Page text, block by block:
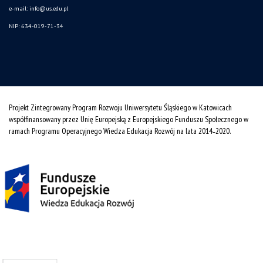
e-mail: info@us.edu.pl
NIP: 634-019-71-34
Projekt Zintegrowany Program Rozwoju Uniwersytetu Śląskiego w Katowicach
współfinansowany przez Unię Europejską z Europejskiego Funduszu Społecznego w
ramach Programu Operacyjnego Wiedza Edukacja Rozwój na lata 2014˗2020.